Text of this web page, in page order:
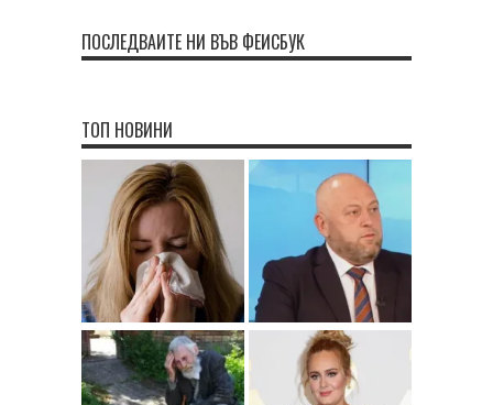
ПОСЛЕДВАЙТЕ НИ ВЪВ ФЕЙСБУК
ТОП НОВИНИ